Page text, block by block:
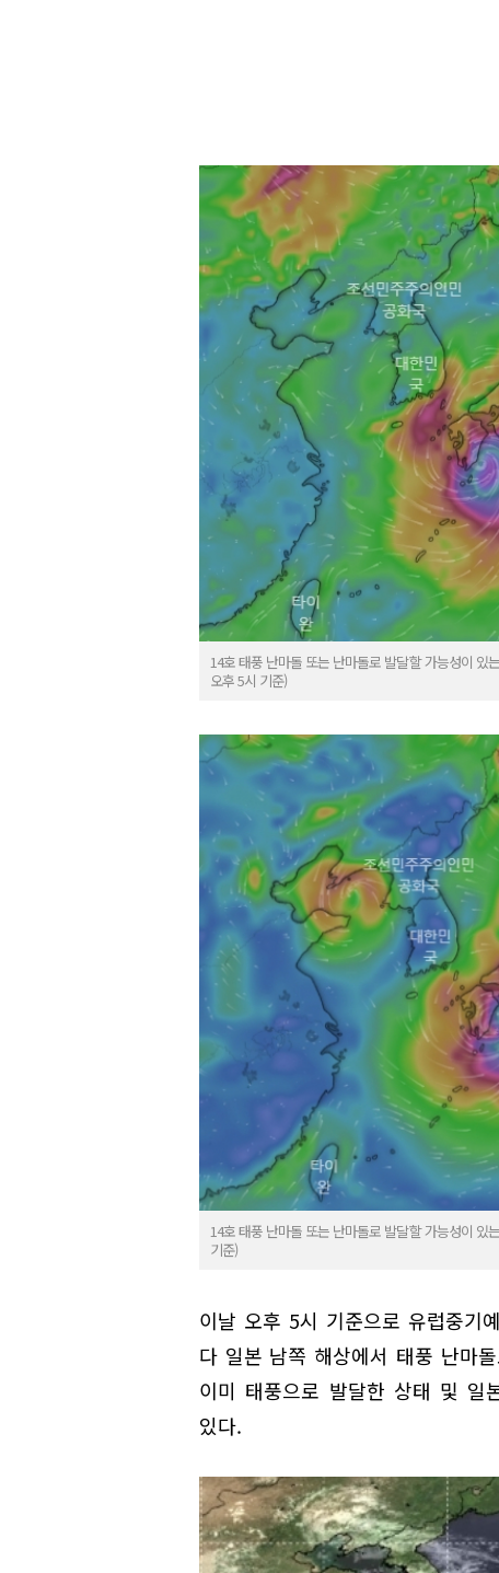
14호 태풍 난마돌 또는 난마돌로 발달할 가능성이 있
오후 5시 기준)
14호 태풍 난마돌 또는 난마돌로 발달할 가능성이 있
기준)
이날 오후 5시 기준으로 유럽중기
다 일본 남쪽 해상에서 태풍 난마
이미 태풍으로 발달한 상태 및 일
있다.